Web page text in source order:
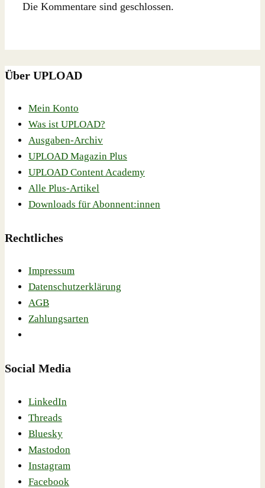
Die Kommentare sind geschlossen.
Über UPLOAD
Mein Konto
Was ist UPLOAD?
Ausgaben-Archiv
UPLOAD Magazin Plus
UPLOAD Content Academy
Alle Plus-Artikel
Downloads für Abonnent:innen
Rechtliches
Impressum
Datenschutzerklärung
AGB
Zahlungsarten
Social Media
LinkedIn
Threads
Bluesky
Mastodon
Instagram
Facebook